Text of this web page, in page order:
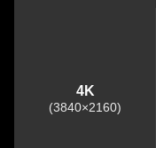
4K
(3840×2160)